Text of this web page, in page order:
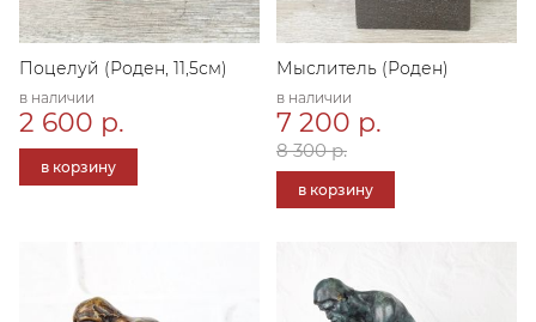
Поцелуй (Роден, 11,5см)
в наличии
2 600 р.
в корзину
Мыслитель (Роден)
в наличии
7 200 р.
8 300 р.
в корзину